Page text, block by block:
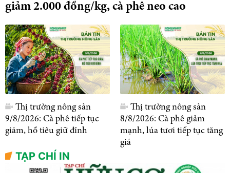
giảm 2.000 đồng/kg, cà phê neo cao
Thị trường nông sản
9/8/2026: Cà phê tiếp tục
giảm, hồ tiêu giữ đỉnh
Thị trường nông sản
8/8/2026: Cà phê giảm
mạnh, lúa tươi tiếp tục tăng
giá
TẠP CHÍ IN